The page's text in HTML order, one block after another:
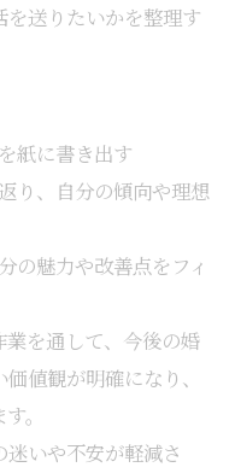
送りたいかを整理す
紙に書き出す
り、自分の傾向や理想
の魅力や改善点をフィ
を通して、今後の婚
値観が明確になり、
。
いや不安が軽減さ